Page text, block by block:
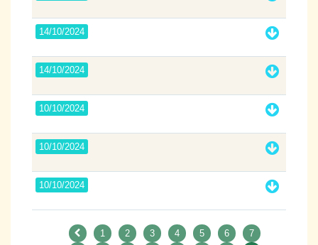
14/10/2024
14/10/2024
10/10/2024
10/10/2024
10/10/2024
1 2 3 4 5 6
7